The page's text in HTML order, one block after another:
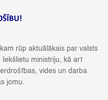
rūp aktuālākais par valsts
ministriju, kā arī
vides un darba
jomu.